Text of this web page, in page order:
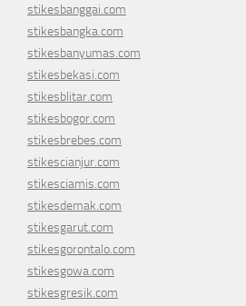
stikesbanggai.com
stikesbangka.com
stikesbanyumas.com
stikesbekasi.com
stikesblitar.com
stikesbogor.com
stikesbrebes.com
stikescianjur.com
stikesciamis.com
stikesdemak.com
stikesgarut.com
stikesgorontalo.com
stikesgowa.com
stikesgresik.com